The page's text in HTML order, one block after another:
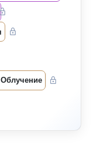
Облучение